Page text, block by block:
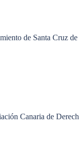
de Santa Cruz
Canaria de